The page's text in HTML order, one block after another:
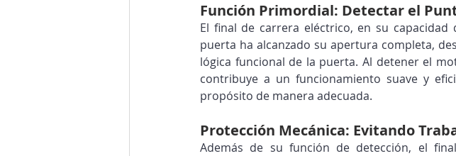
Función Primordial: Detectar el
El final de carrera eléctrico, en su
puerta ha alcanzado su apertura completa,
lógica funcional de la puerta. Al detener el
contribuye a un funcionamiento suave y
propósito de manera adecuada.
Protección Mecánica: Evitando
Además de su función de detección, el